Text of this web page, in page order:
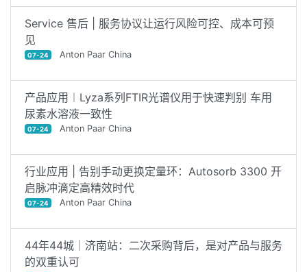
Service 售后 | 服务协议让运行风险可控、成本可预
见
07-24 Anton Paar China
产品应用︱Lyza系列FTIR光谱仪用于快速判别 车用
尿素水溶液一致性
07-24 Anton Paar China
行业应用 | 告别手动更换定量环：Autosorb 3300 开
启脉冲滴定高精效时代
07-24 Anton Paar China
44年44城｜济南站：二次采购背后，是对产品与服务
的双重认可